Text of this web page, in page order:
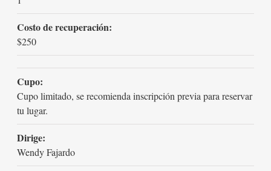
Costo de recuperación:
$250
Cupo:
Cupo limitado, se recomienda inscripción previa para reservar
tu lugar.
Dirige:
Wendy Fajardo